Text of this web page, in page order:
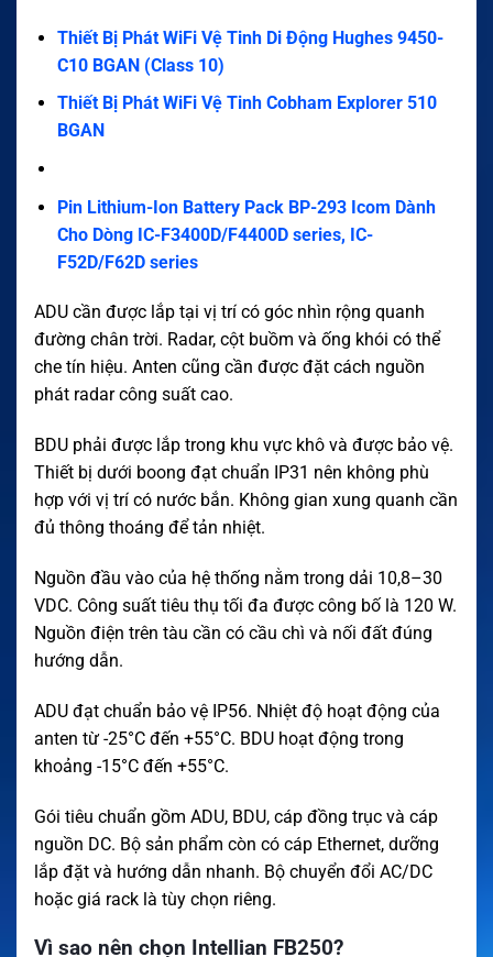
Thiết Bị Phát WiFi Vệ Tinh Di Động Hughes 9450-
C10 BGAN (Class 10)
Thiết Bị Phát WiFi Vệ Tinh Cobham Explorer 510
BGAN
Pin Lithium-Ion Battery Pack BP-293 Icom Dành
Cho Dòng IC-F3400D/F4400D series, IC-
F52D/F62D series
ADU cần được lắp tại vị trí có góc nhìn rộng quanh
đường chân trời. Radar, cột buồm và ống khói có thể
che tín hiệu. Anten cũng cần được đặt cách nguồn
phát radar công suất cao.
BDU phải được lắp trong khu vực khô và được bảo vệ.
Thiết bị dưới boong đạt chuẩn IP31 nên không phù
hợp với vị trí có nước bắn. Không gian xung quanh cần
đủ thông thoáng để tản nhiệt.
Nguồn đầu vào của hệ thống nằm trong dải 10,8–30
VDC. Công suất tiêu thụ tối đa được công bố là 120 W.
Nguồn điện trên tàu cần có cầu chì và nối đất đúng
hướng dẫn.
ADU đạt chuẩn bảo vệ IP56. Nhiệt độ hoạt động của
anten từ -25°C đến +55°C. BDU hoạt động trong
khoảng -15°C đến +55°C.
Gói tiêu chuẩn gồm ADU, BDU, cáp đồng trục và cáp
nguồn DC. Bộ sản phẩm còn có cáp Ethernet, dưỡng
lắp đặt và hướng dẫn nhanh. Bộ chuyển đổi AC/DC
hoặc giá rack là tùy chọn riêng.
Vì sao nên chọn Intellian FB250?